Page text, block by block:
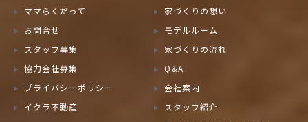
ママらくだって
お問合せ
スタッフ募集
協力会社募集
プライバシーポリシー
イクラ不動産
家づくりの想い
モデルルーム
家づくりの流れ
Q&A
会社案内
スタッフ紹介